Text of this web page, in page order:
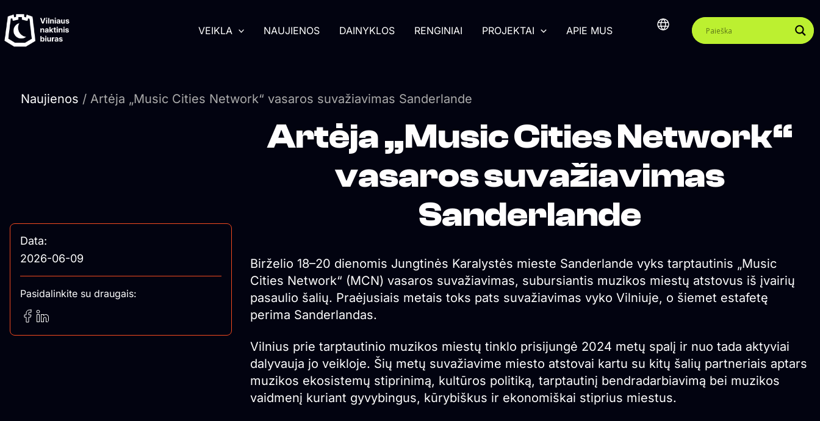
prie
turinio
VEIKLA NAUJIENOS DAINYKLOS RENGINIAI PROJEKTAI APIE MUS
Naujienos / Artėja „Music Cities Network“ vasaros suvažiavimas Sanderlande
Data:
2026-06-09
Pasidalinkite su draugais:
Artėja „Music Cities Network“
vasaros suvažiavimas
Sanderlande
Birželio 18–20 dienomis Jungtinės Karalystės mieste Sanderlande vyks tarptautinis „Music
Cities Network“ (MCN) vasaros suvažiavimas, subursiantis muzikos miestų atstovus iš įvairių
pasaulio šalių. Praėjusiais metais toks pats suvažiavimas vyko Vilniuje, o šiemet estafetę
perima Sanderlandas.
Vilnius prie tarptautinio muzikos miestų tinklo prisijungė 2024 metų spalį ir nuo tada aktyviai
dalyvauja jo veikloje. Šių metų suvažiavime miesto atstovai kartu su kitų šalių partneriais aptars
muzikos ekosistemų stiprinimą, kultūros politiką, tarptautinį bendradarbiavimą bei muzikos
vaidmenį kuriant gyvybingus, kūrybiškus ir ekonomiškai stiprius miestus.